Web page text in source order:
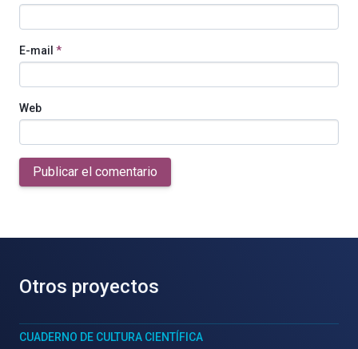
E-mail *
Web
Publicar el comentario
Otros proyectos
CUADERNO DE CULTURA CIENTÍFICA